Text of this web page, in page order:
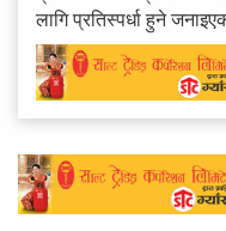
लागि प्रतिस्पर्धा हुने